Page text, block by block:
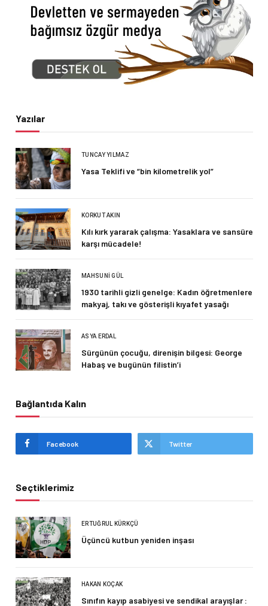
Yazılar
TUNCAY YILMAZ
Yasa Teklifi ve “bin kilometrelik yol”
KORKUT AKIN
Kılı kırk yararak çalışma: Yasaklara ve sansüre
karşı mücadele!
MAHSUNI GÜL
1930 tarihli gizli genelge: Kadın öğretmenlere
makyaj, takı ve gösterişli kıyafet yasağı
ASYA ERDAL
Sürgünün çocuğu, direnişin bilgesi: George
Habaş ve bugünün filistin’i
Bağlantıda Kalın
Facebook Twitter
Seçtiklerimiz
ERTUĞRUL KÜRKÇÜ
Üçüncü kutbun yeniden inşası
HAKAN KOÇAK
Sınıfın kayıp asabiyesi ve sendikal arayışlar :